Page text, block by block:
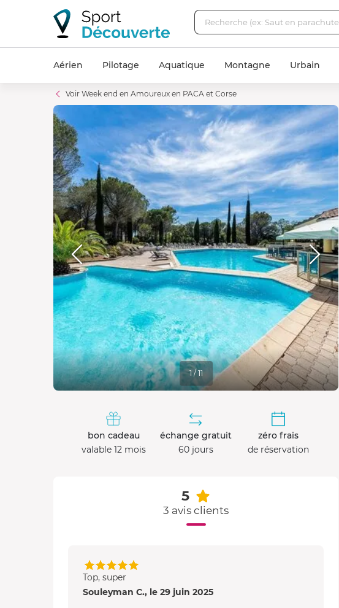
Aérien Pilotage Aquatique Montagne Urbain
Voir Week end en Amoureux en PACA et Corse
1 / 11
bon cadeau
valable 12 mois
échange gratuit
60 jours
zéro frais
de réservation
5
3 avis clients
Top, super
Souleyman C., le 29 juin 2025